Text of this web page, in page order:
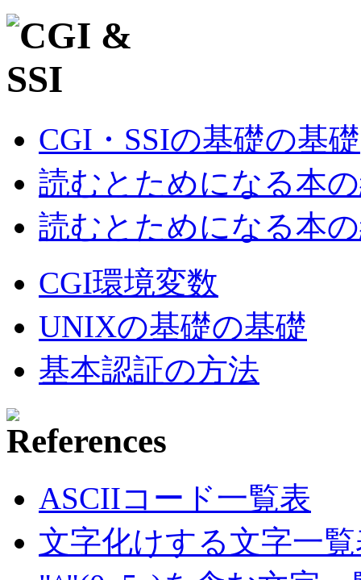
CGI・SSIの基礎の基礎
読むとためになる本
読むとためになる本
CGI環境変数
UNIXの基礎の基礎
基本認証の方法
ASCIIコード一覧表
文字化けする文字一